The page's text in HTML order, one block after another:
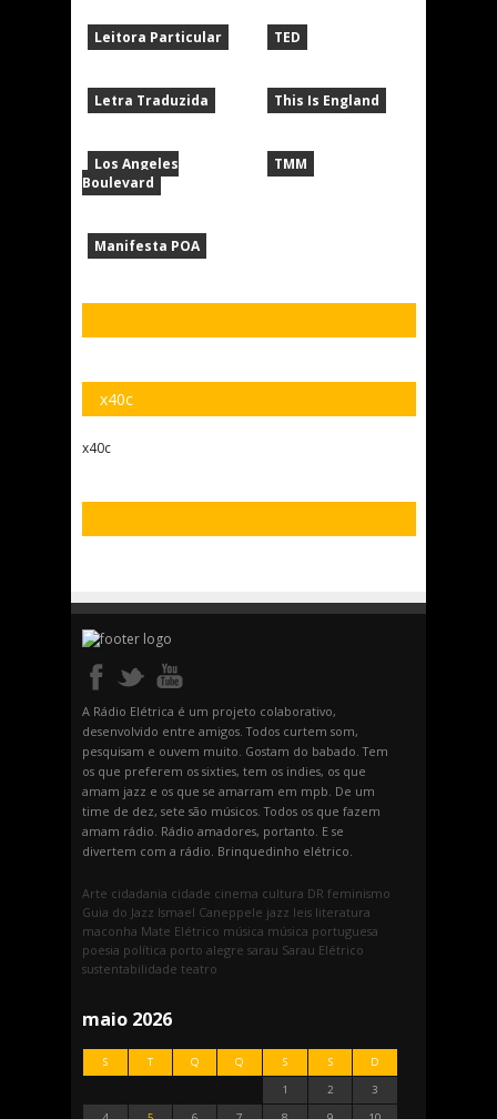
Leitora Particular
Letra Traduzida
Los Angeles
Boulevard
Manifesta POA
TED
This Is England
TMM
x40c
x40c
A Rádio Elétrica é um projeto colaborativo,
desenvolvido entre amigos. Todos curtem som,
pesquisam e ouvem muito. Gostam do babado. Tem
os que preferem os sixties, tem os indies, os que
amam jazz e os que se amarram em mpb. De um
time de dez, sete são músicos. Todos os que fazem
amam rádio. Rádio amadores, portanto. E se
divertem com a rádio. Brinquedinho elétrico.
Arte cidadania cidade cinema cultura DR feminismo
Guia do Jazz Ismael Caneppele jazz leis literatura
maconha Mate Elétrico música música portuguesa
poesia política porto alegre sarau Sarau Elétrico
sustentabilidade teatro
maio 2026
S T Q Q S S
D
1
2
3